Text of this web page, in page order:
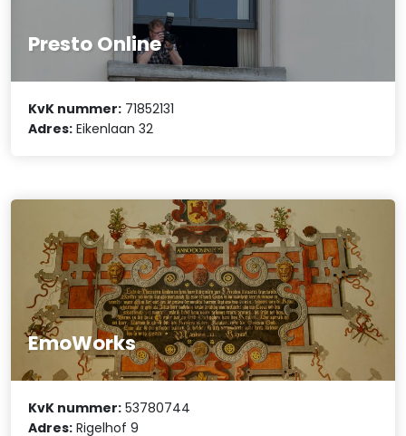
Presto Online
KvK nummer: 71852131
Adres: Eikenlaan 32
EmoWorks
KvK nummer: 53780744
Adres: Rigelhof 9